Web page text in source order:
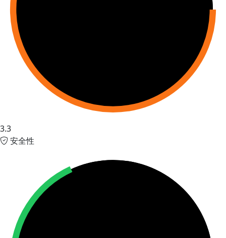
3.3
安全性